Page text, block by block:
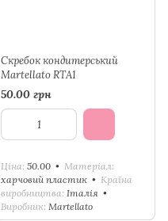
Скребок кондитерський
Martellato RTА1
50.00 грн
Ціна 50.00
Матеріал
харчовий пластик
Країна
виробництва Італія
Виробник Martellato